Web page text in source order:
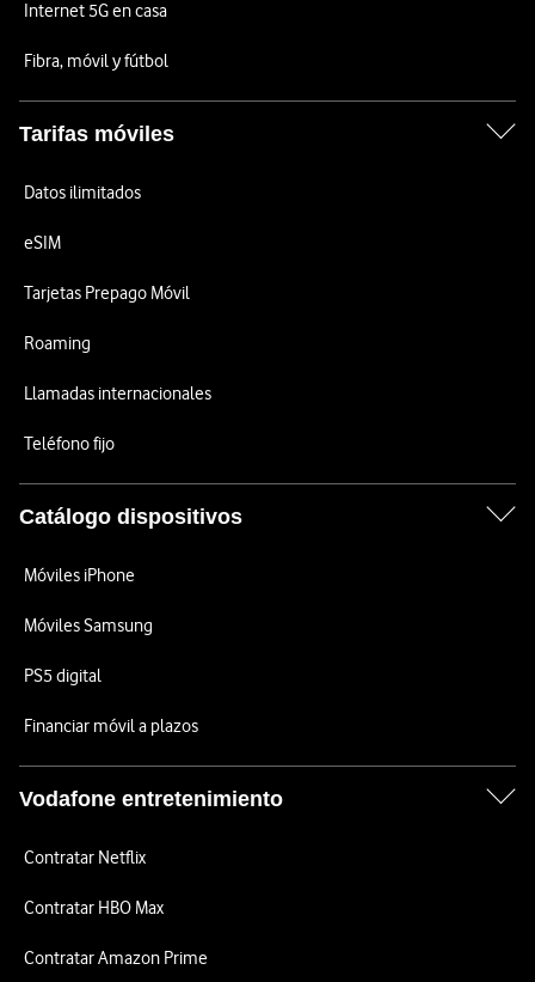
Internet 5G en casa
Fibra, móvil y fútbol
Tarifas móviles
Datos ilimitados
eSIM
Tarjetas Prepago Móvil
Roaming
Llamadas internacionales
Teléfono fijo
Catálogo dispositivos
Móviles iPhone
Móviles Samsung
PS5 digital
Financiar móvil a plazos
Vodafone entretenimiento
Contratar Netflix
Contratar HBO Max
Contratar Amazon Prime